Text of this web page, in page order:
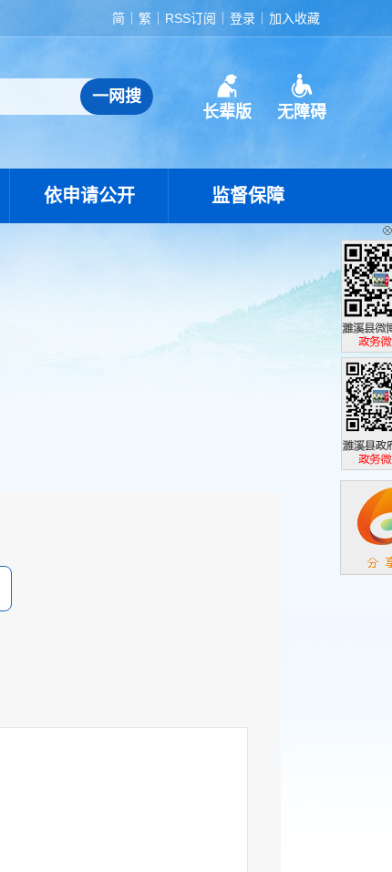
简 繁 RSS订阅 登录 加入收藏
长辈版 无障碍
依申请公开 监督保障
濉溪县政
政务微博
濉溪县政
政务微信